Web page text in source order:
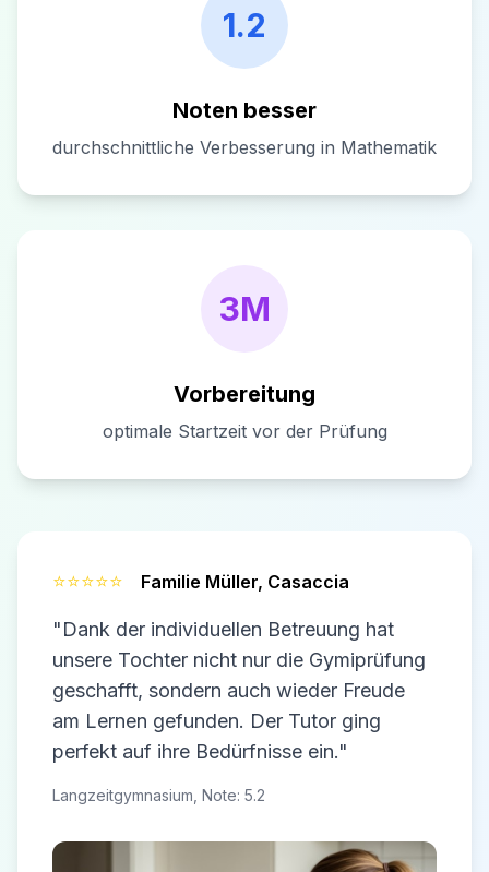
1.2
Noten besser
durchschnittliche Verbesserung in Mathematik
3M
Vorbereitung
optimale Startzeit vor der Prüfung
⭐⭐⭐⭐⭐ Familie Müller, Casaccia
"Dank der individuellen Betreuung hat
unsere Tochter nicht nur die Gymiprüfung
geschafft, sondern auch wieder Freude
am Lernen gefunden. Der Tutor ging
perfekt auf ihre Bedürfnisse ein."
Langzeitgymnasium, Note: 5.2